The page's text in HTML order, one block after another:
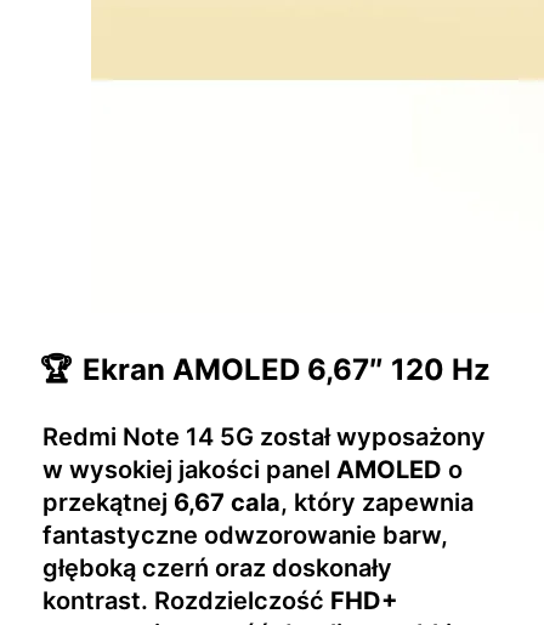
🏆 Ekran AMOLED 6,67″ 120 Hz
Redmi Note 14 5G został wyposażony
w wysokiej jakości panel AMOLED o
przekątnej 6,67 cala, który zapewnia
fantastyczne odwzorowanie barw,
głęboką czerń oraz doskonały
kontrast. Rozdzielczość FHD+